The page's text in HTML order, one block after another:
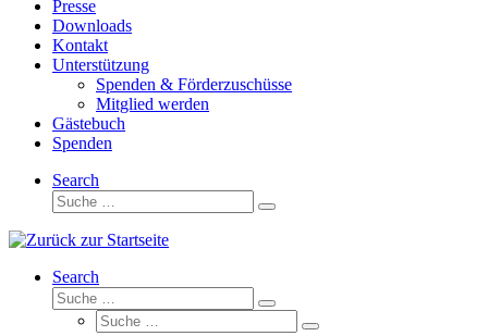
Presse
Downloads
Kontakt
Unterstützung
Spenden & Förderzuschüsse
Mitglied werden
Gästebuch
Spenden
Search
Suche
Suche
Search
Suche
Suche
Suche